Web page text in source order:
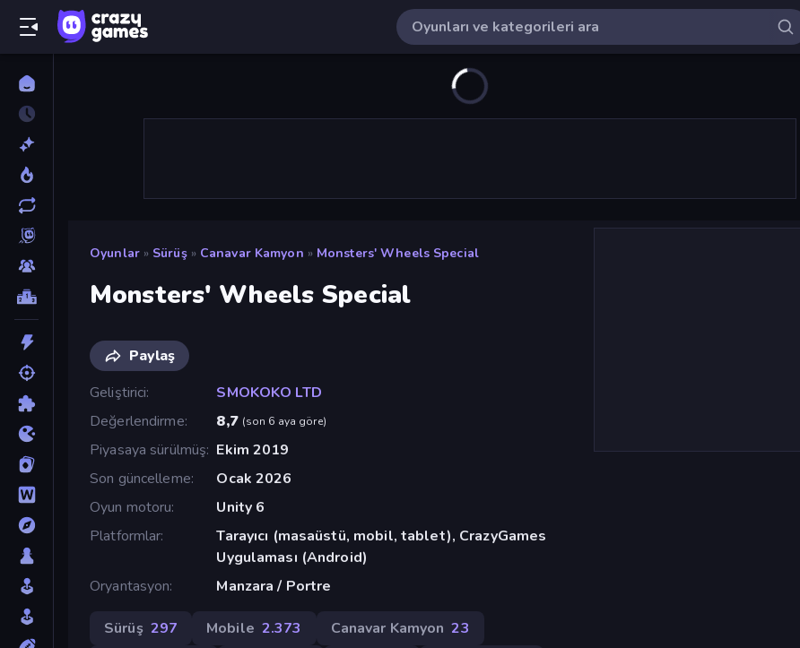
Oyunlar » Sürüş » Canavar Kamyon » Monsters' Wheels Special
Monsters' Wheels Special
Paylaş
Geliştirici
SMOKOKO LTD
Değerlendirme
8,7 (son 6 aya göre)
Piyasaya sürülmüş Ekim 2019
Son güncelleme
Ocak 2026
Oyun motoru
Unity 6
Platformlar
Tarayıcı (masaüstü, mobil, tablet), CrazyGames
Uygulaması (Android)
Oryantasyon
Manzara / Portre
Sürüş 297 Mobile 2.373 Canavar Kamyon 23